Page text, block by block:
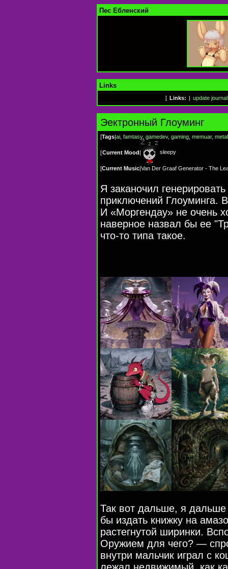
Пес Ебленский
Links
[ Links: update journal
Эектронный Глоуминг
[Tags|ai famtasy, gamedev, gaming memuar,
[Current Mood| sleepy
[Current Music|Van Der Graaf Generator - The
Я заканочил
приключений Глоуминга.
И «Моргендау» не очень
наверное назвал бы ее
что-то типа такое.
Так вот дальше, я
бы издать книжку на
растегнутой ширинки.
Оружием для чего? —
внутри мальчик играл с